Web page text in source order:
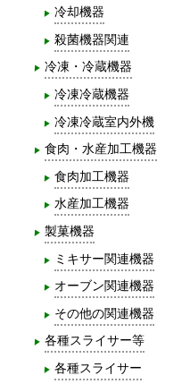
冷却機器
殺菌機器関連
冷凍・冷蔵機器
冷凍冷蔵機器
冷凍冷蔵室内外機
食肉・水産加工機器
食肉加工機器
水産加工機器
製菓機器
ミキサー関連機器
オーブン関連機器
その他の関連機器
各種スライサー等
各種スライサー